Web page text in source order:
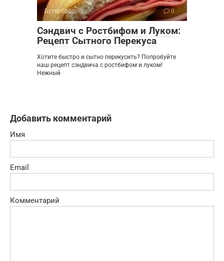
Бутерброды 0
Сэндвич с Ростбифом и Луком:
Рецепт Сытного Перекуса
Хотите быстро и сытно перекусить? Попробуйте
наш рецепт сэндвича с ростбифом и луком!
Нежный
Добавить комментарий
Имя
Email
Комментарий